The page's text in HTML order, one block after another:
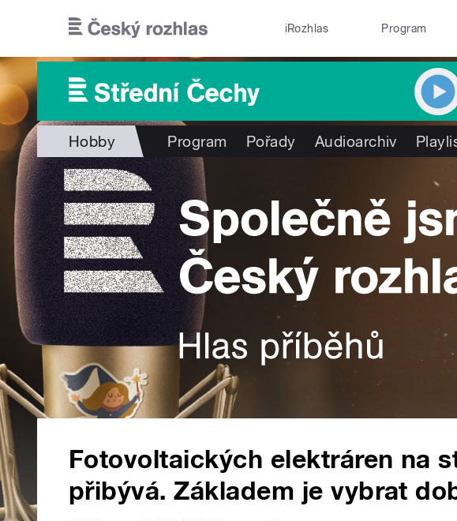
iRozhlas Program
Hobby Program Pořady Audioarchiv
Fotovoltaických elektráren na
přibývá. Základem je vybrat